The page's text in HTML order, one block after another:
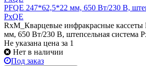
PFQE 247*62,5*22 мм, 650 Вт/230 В,
PxQE
RxM_Кварцевые инфракрасные кассеты
мм, 650 Вт/230 В, штепсельная система
Не указана цена за 1
Нет в наличии
Под заказ